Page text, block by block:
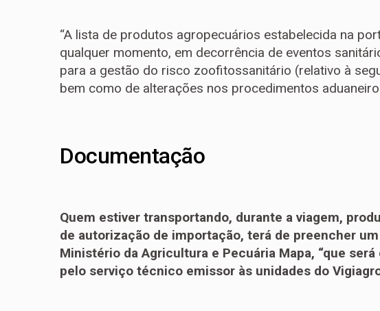
“A lista de produtos agropecuários estabelecida na
qualquer momento, em decorrência de eventos
para a gestão do risco zoofitossanitário (relativo à
bem como de alterações nos procedimentos
Documentação
Quem estiver transportando, durante a viagem,
de autorização de importação, terá de preencher
Ministério da Agricultura e Pecuária Mapa, “que
pelo serviço técnico emissor às unidades do